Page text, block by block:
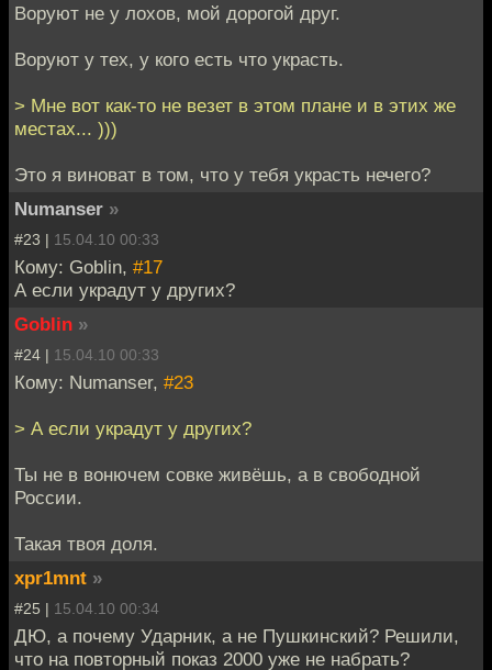
Воруют не у лохов, мой дорогой друг.
Воруют у тех, у кого есть что украсть.
> Мне вот как-то не везет в этом плане и в этих же
местах... )))
Это я виноват в том, что у тебя украсть нечего?
Numanser »
#23 | 15.04.10 00:33
Кому: Goblin, #17
А если украдут у других?
Goblin »
#24 | 15.04.10 00:33
Кому: Numanser, #23
> А если украдут у других?
Ты не в вонючем совке живёшь, а в свободной
России.
Такая твоя доля.
xpr1mnt »
#25 | 15.04.10 00:34
ДЮ, а почему Ударник, а не Пушкинский? Решили,
что на повторный показ 2000 уже не набрать?